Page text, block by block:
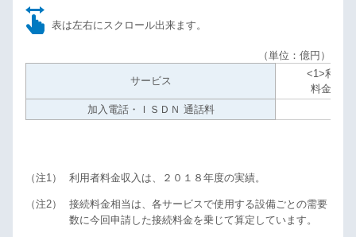
表は左右にスクロール出来ます。
（単位：億円）
サービス
<1>利用者
料金収入
加入電話・ＩＳＤＮ 通話料
（注1） 利用者料金収入は、２０１８年度の実績。
（注2）
接続料金相当は、各サービスで使用する設備ごとの需要
数に今回申請した接続料金を乗じて算定しています。